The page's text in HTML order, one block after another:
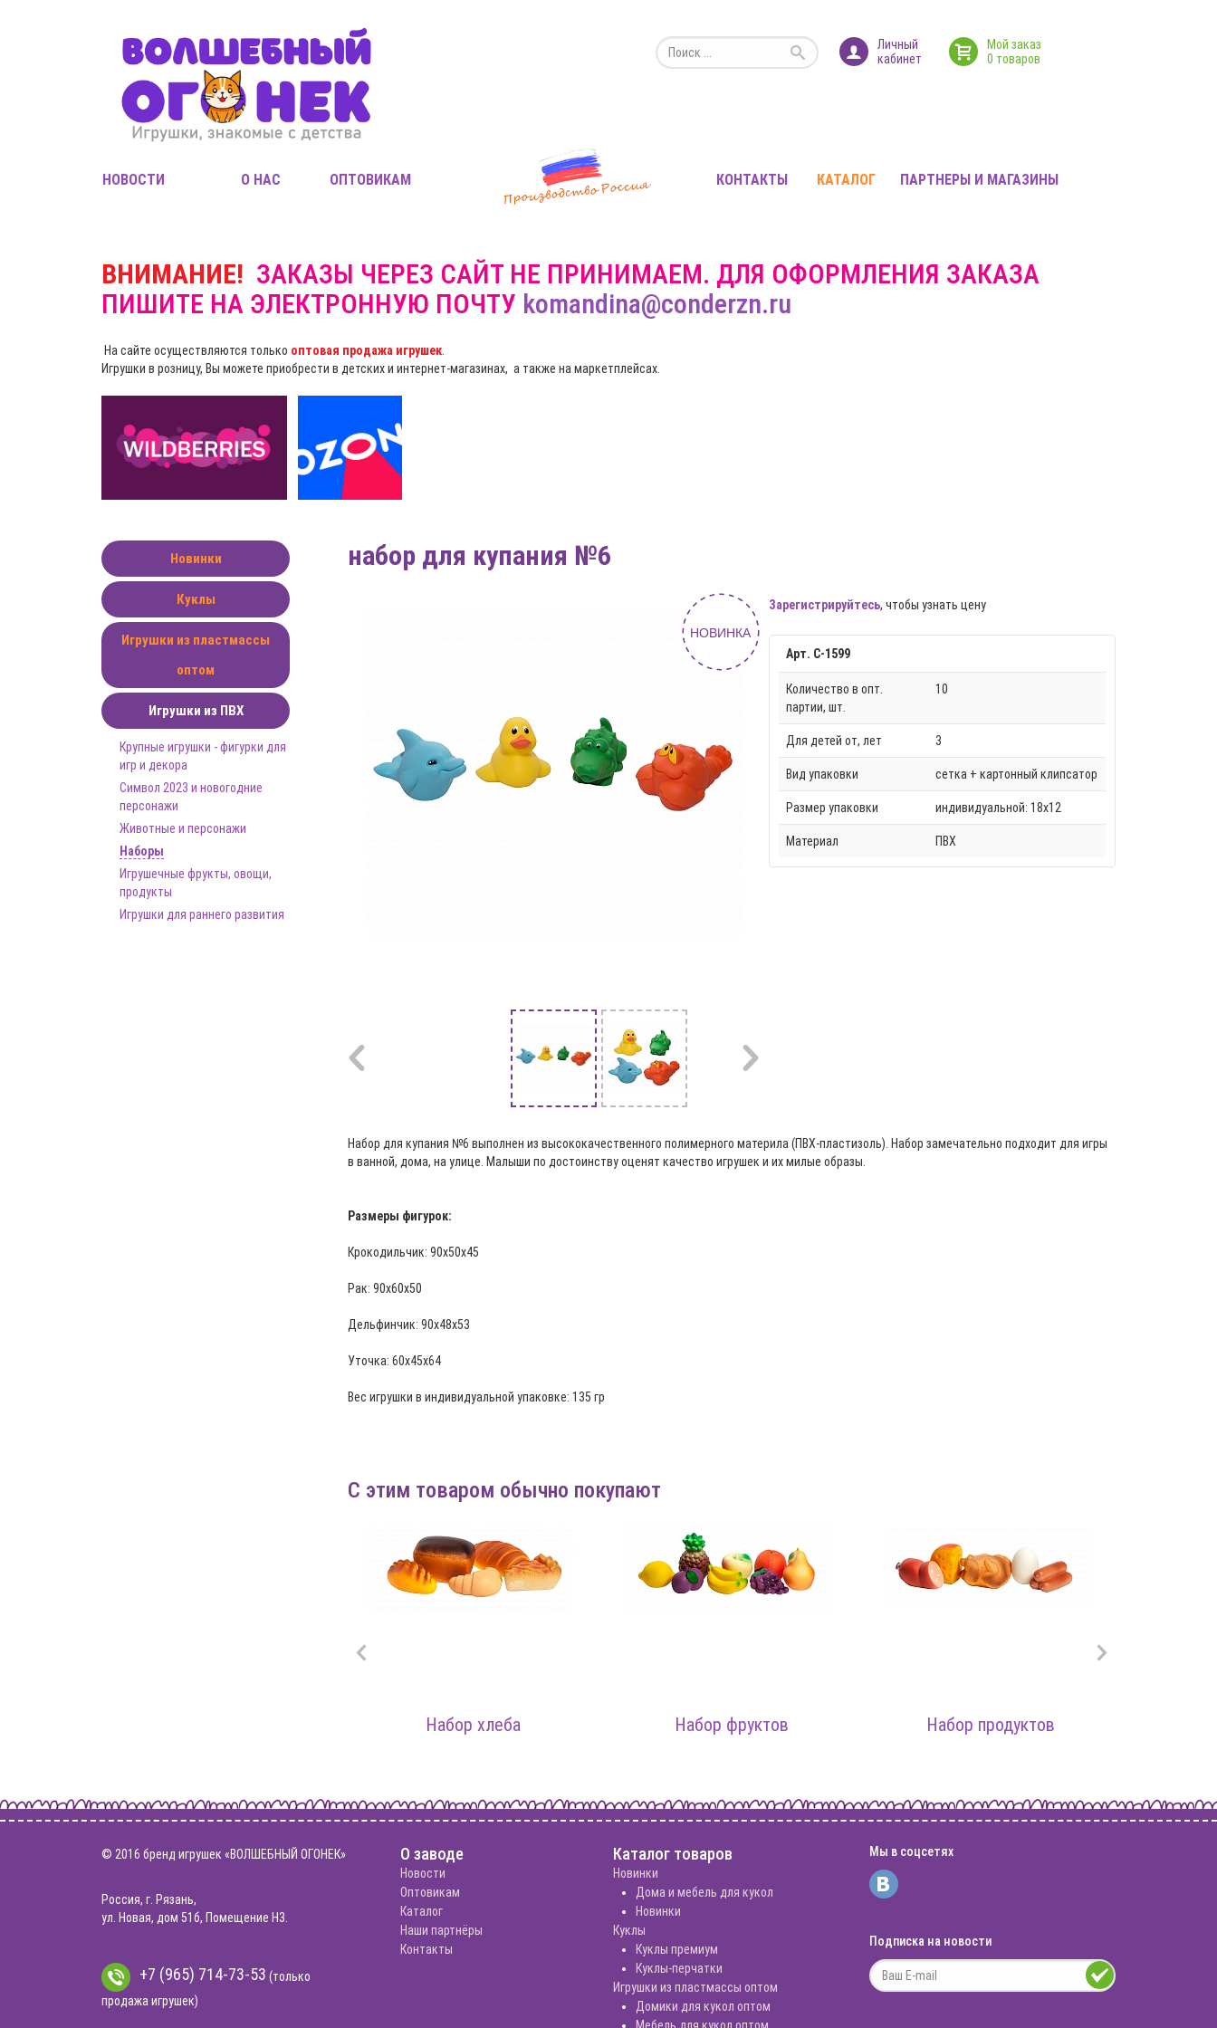
Личный
кабинет
Мой заказ
0 товаров
НОВОСТИ О НАС ОПТОВИКАМ КОНТАКТЫ КАТАЛОГ ПАРТНЕРЫ И МАГАЗИНЫ
ВНИМАНИЕ! ЗАКАЗЫ ЧЕРЕЗ САЙТ НЕ ПРИНИМАЕМ. ДЛЯ ОФОРМЛЕНИЯ ЗАКАЗА
ПИШИТЕ НА ЭЛЕКТРОННУЮ ПОЧТУ komandina@conderzn.ru
На сайте осуществляются только оптовая продажа игрушек
Игрушки в розницу, Вы можете приобрести в детских и интернет-магазинах, а также на маркетплейсах.
Новинки
Куклы
Игрушки из пластмассы
оптом
Игрушки из ПВХ
Крупные игрушки - фигурки для
игр и декора
Символ 2023 и новогодние
персонажи
Животные и персонажи
Наборы
Игрушечные фрукты, овощи,
продукты
Игрушки для раннего развития
набор для купания №6
НОВИНКА
Зарегистрируйтесь, чтобы узнать цену
Арт. С-1599
Количество в опт.
партии, шт.
10
Для детей от, лет 3
Вид упаковки сетка + картонный клипсатор
Размер упаковки индивидуальной: 18х12
Материал ПВХ
Набор для купания №6 выполнен из высококачественного полимерного материла (ПВХ-пластизоль). Набор замечательно подходит для игры
в ванной, дома, на улице. Малыши по достоинству оценят качество игрушек и их милые образы.
Размеры фигурок:
Крокодильчик: 90х50х45
Рак: 90х60х50
Дельфинчик: 90х48х53
Уточка: 60х45х64
Вес игрушки в индивидуальной упаковке: 135 гр
С этим товаром обычно покупают
Набор хлеба Набор фруктов Набор продуктов
© 2016 бренд игрушек «ВОЛШЕБНЫЙ ОГОНЕК»
Россия, г. Рязань,
ул. Новая, дом 51б, Помещение Н3.
+7 (965) 714-73-53 (только
продажа игрушек)
Мы в соцсетях
Подписка на новости
О заводе
Новости
Оптовикам
Каталог
Наши партнёры
Контакты
Каталог товаров
Новинки
Дома и мебель для кукол
Новинки
Куклы
Куклы премиум
Куклы-перчатки
Игрушки из пластмассы оптом
Домики для кукол оптом